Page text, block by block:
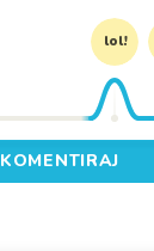
lol!
KOMENTIRAJ